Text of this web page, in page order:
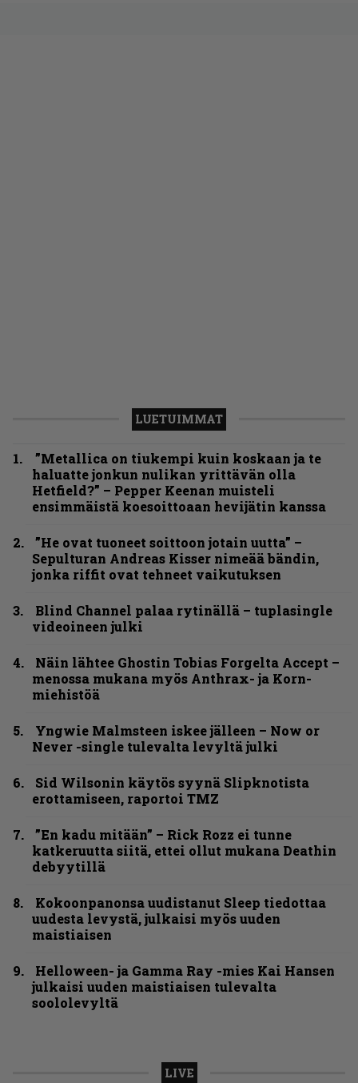
LUETUIMMAT
”Metallica on tiukempi kuin koskaan ja te
haluatte jonkun nulikan yrittävän olla
Hetfield?” – Pepper Keenan muisteli
ensimmäistä koesoittoaan hevijätin kanssa
”He ovat tuoneet soittoon jotain uutta” –
Sepulturan Andreas Kisser nimeää bändin,
jonka riffit ovat tehneet vaikutuksen
Blind Channel palaa rytinällä – tuplasingle
videoineen julki
Näin lähtee Ghostin Tobias Forgelta Accept –
menossa mukana myös Anthrax- ja Korn-
miehistöä
Yngwie Malmsteen iskee jälleen – Now or
Never -single tulevalta levyltä julki
Sid Wilsonin käytös syynä Slipknotista
erottamiseen, raportoi TMZ
”En kadu mitään” – Rick Rozz ei tunne
katkeruutta siitä, ettei ollut mukana Deathin
debyytillä
Kokoonpanonsa uudistanut Sleep tiedottaa
uudesta levystä, julkaisi myös uuden
maistiaisen
Helloween- ja Gamma Ray -mies Kai Hansen
julkaisi uuden maistiaisen tulevalta
soololevyltä
LIVE